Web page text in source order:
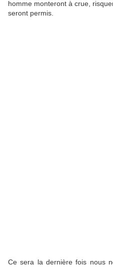
homme monteront à crue,
seront permis.
Ce sera la dernière fois nous